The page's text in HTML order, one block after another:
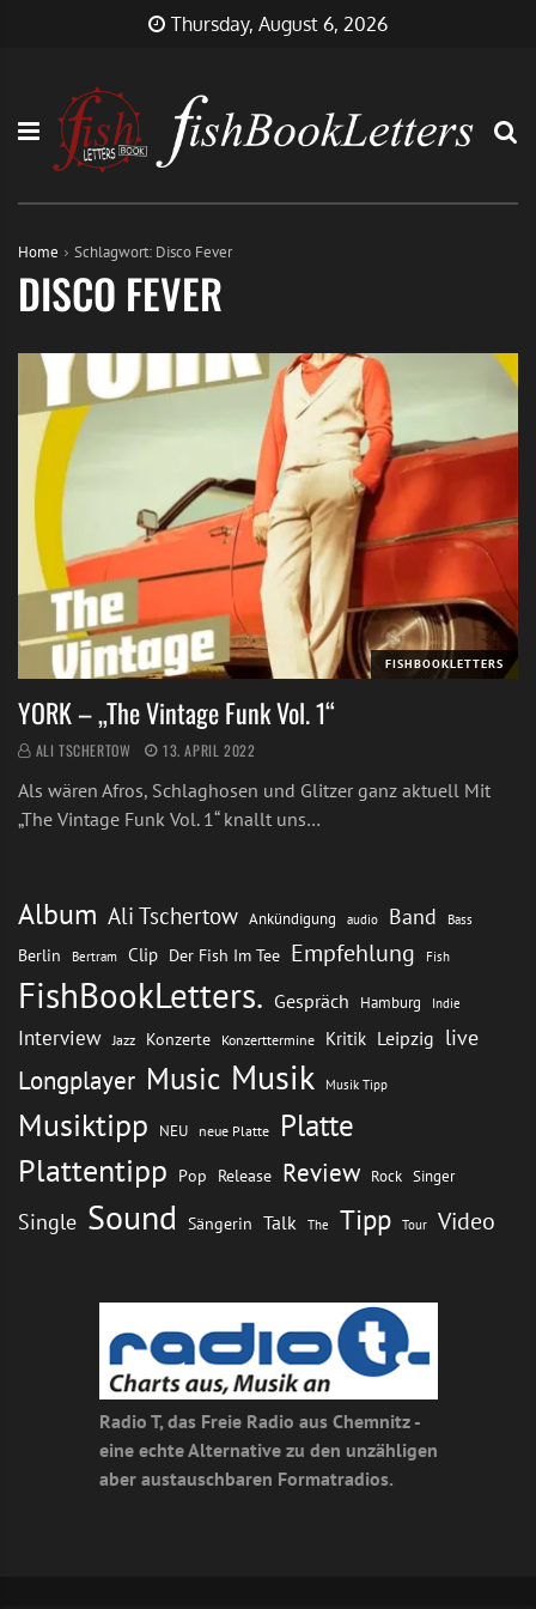
Thursday, August 6, 2026
Home Schlagwort: Disco Fever
DISCO FEVER
FISHBOOKLETTERS
YORK – „The Vintage Funk Vol. 1“
ALI TSCHERTOW 13. APRIL 2022
Als wären Afros, Schlaghosen und Glitzer ganz aktuell Mit
„The Vintage Funk Vol. 1“ knallt uns…
Album Ali Tschertow Ankündigung audio Band Bass
Berlin Bertram Clip Der Fish Im Tee Empfehlung Fish
FishBookLetters. Gespräch Hamburg Indie
Interview Jazz Konzerte Konzerttermine Kritik Leipzig live
Longplayer Music Musik Musik Tipp
Musiktipp NEU neue Platte Platte
Plattentipp Pop Release Review Rock Singer
Single Sound Sängerin Talk The Tipp Tour Video
Radio T, das Freie Radio aus Chemnitz -
eine echte Alternative zu den unzähligen
aber austauschbaren Formatradios.